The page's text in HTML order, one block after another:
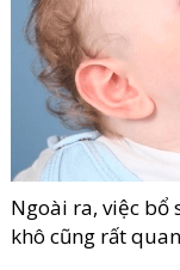
Ngoài ra, việc bổ
khô cũng rất